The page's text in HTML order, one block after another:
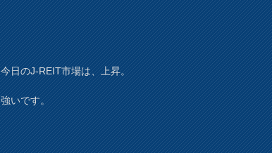
今日のJ-REIT市場は、上昇。
強いです。